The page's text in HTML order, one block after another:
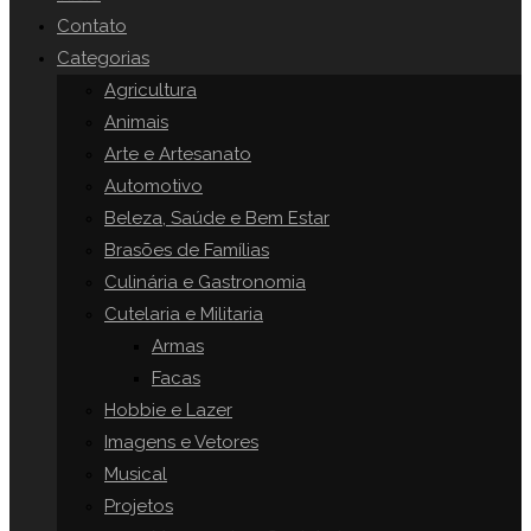
Contato
Categorias
Agricultura
Animais
Arte e Artesanato
Automotivo
Beleza, Saúde e Bem Estar
Brasões de Famílias
Culinária e Gastronomia
Cutelaria e Militaria
Armas
Facas
Hobbie e Lazer
Imagens e Vetores
Musical
Projetos